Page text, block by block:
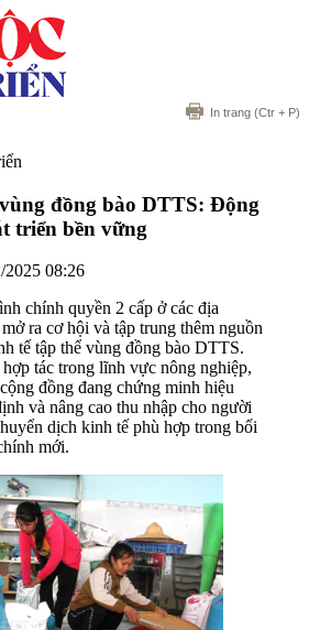
In trang (Ctr + P)
đồng bào DTTS: Động
triển bền vững
2025 08:26
chính quyền 2 cấp ở các địa
ra cơ hội và tập trung thêm nguồn
tế tập thể vùng đồng bào DTTS.
tác trong lĩnh vực nông nghiệp,
đồng đang chứng minh hiệu
và nâng cao thu nhập cho người
dịch kinh tế phù hợp trong bối
mới.